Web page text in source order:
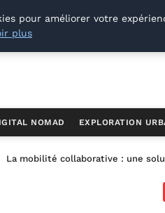
NOMAD EXPLORATION
La mobilité collaborative : une
pour améliorer votre
plus